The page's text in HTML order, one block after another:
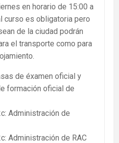
en horario de 15:00 a
curso es obligatoria pero
de la ciudad podrán
el transporte como para
de éxamen oficial y
formación oficial de
Administración de
Administración de RAC